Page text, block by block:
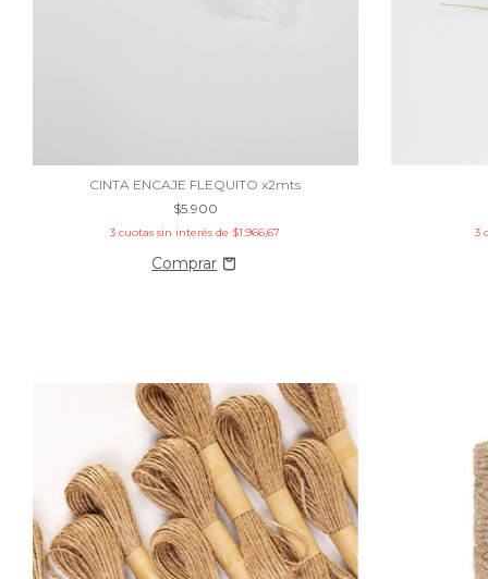
CINTA ENCAJE FLEQUITO x2mts
$5.900
3 cuotas sin interés de $1.966,67 3